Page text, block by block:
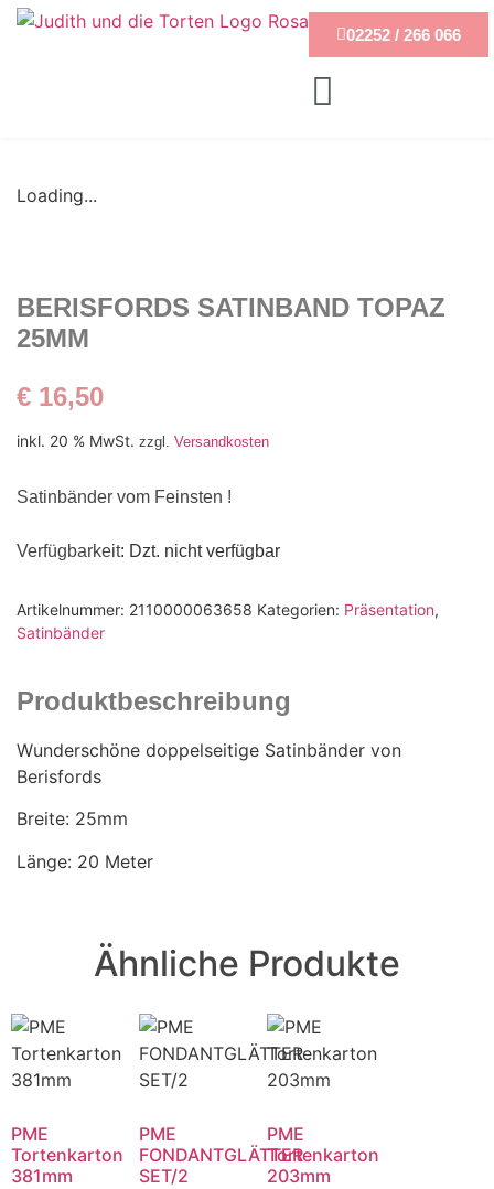
02252 / 266 066
Loading...
BERISFORDS SATINBAND TOPAZ
25MM
€ 16,50
inkl. 20 % MwSt. zzgl. Versandkosten
Satinbänder vom Feinsten !
Verfügbarkeit: Dzt. nicht verfügbar
Artikelnummer: 2110000063658 Kategorien: Präsentation,
Satinbänder
Produktbeschreibung
Wunderschöne doppelseitige Satinbänder von
Berisfords
Breite: 25mm
Länge: 20 Meter
Ähnliche Produkte
PME
Tortenkarton
381mm
PME
FONDANTGLÄTTER
SET/2
PME
Tortenkarton
203mm